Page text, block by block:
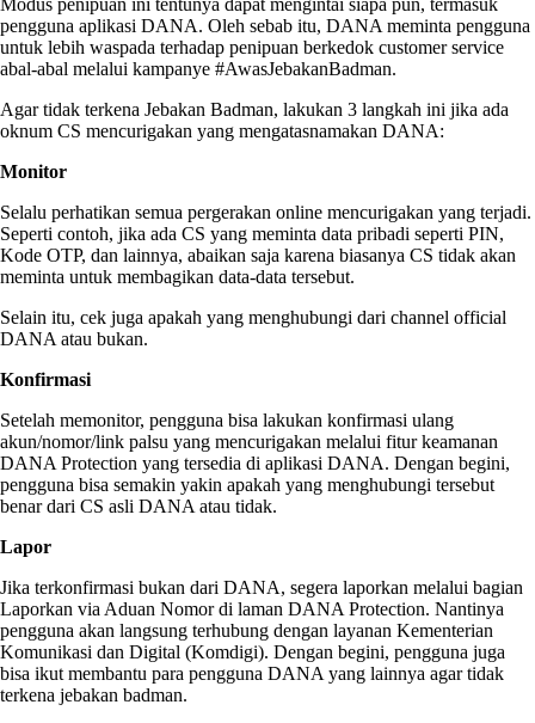
Modus penipuan ini tentunya dapat mengintai siapa pun, termasuk
pengguna aplikasi DANA. Oleh sebab itu, DANA meminta pengguna
untuk lebih waspada terhadap penipuan berkedok customer service
abal-abal melalui kampanye #AwasJebakanBadman.
Agar tidak terkena Jebakan Badman, lakukan 3 langkah ini jika ada
oknum CS mencurigakan yang mengatasnamakan DANA:
Monitor
Selalu perhatikan semua pergerakan online mencurigakan yang terjadi.
Seperti contoh, jika ada CS yang meminta data pribadi seperti PIN,
Kode OTP, dan lainnya, abaikan saja karena biasanya CS tidak akan
meminta untuk membagikan data-data tersebut.
Selain itu, cek juga apakah yang menghubungi dari channel official
DANA atau bukan.
Konfirmasi
Setelah memonitor, pengguna bisa lakukan konfirmasi ulang
akun/nomor/link palsu yang mencurigakan melalui fitur keamanan
DANA Protection yang tersedia di aplikasi DANA. Dengan begini,
pengguna bisa semakin yakin apakah yang menghubungi tersebut
benar dari CS asli DANA atau tidak.
Lapor
Jika terkonfirmasi bukan dari DANA, segera laporkan melalui bagian
Laporkan via Aduan Nomor di laman DANA Protection. Nantinya
pengguna akan langsung terhubung dengan layanan Kementerian
Komunikasi dan Digital (Komdigi). Dengan begini, pengguna juga
bisa ikut membantu para pengguna DANA yang lainnya agar tidak
terkena jebakan badman.